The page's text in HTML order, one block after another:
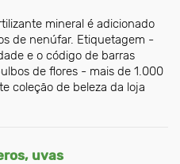
mineral é adicionado
de nenúfar. Etiquetagem -
e o código de barras
de flores - mais de 1.000
coleção de beleza da loja
uvas